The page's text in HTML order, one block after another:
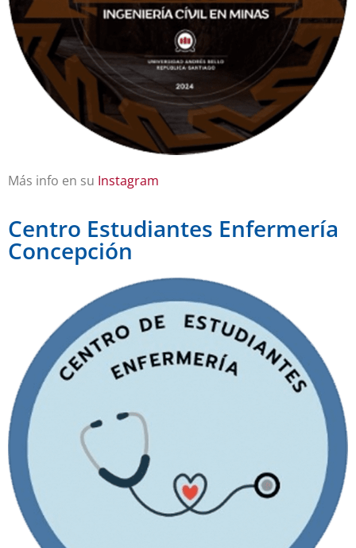
Más info en su Instagram
Centro Estudiantes Enfermería
Concepción